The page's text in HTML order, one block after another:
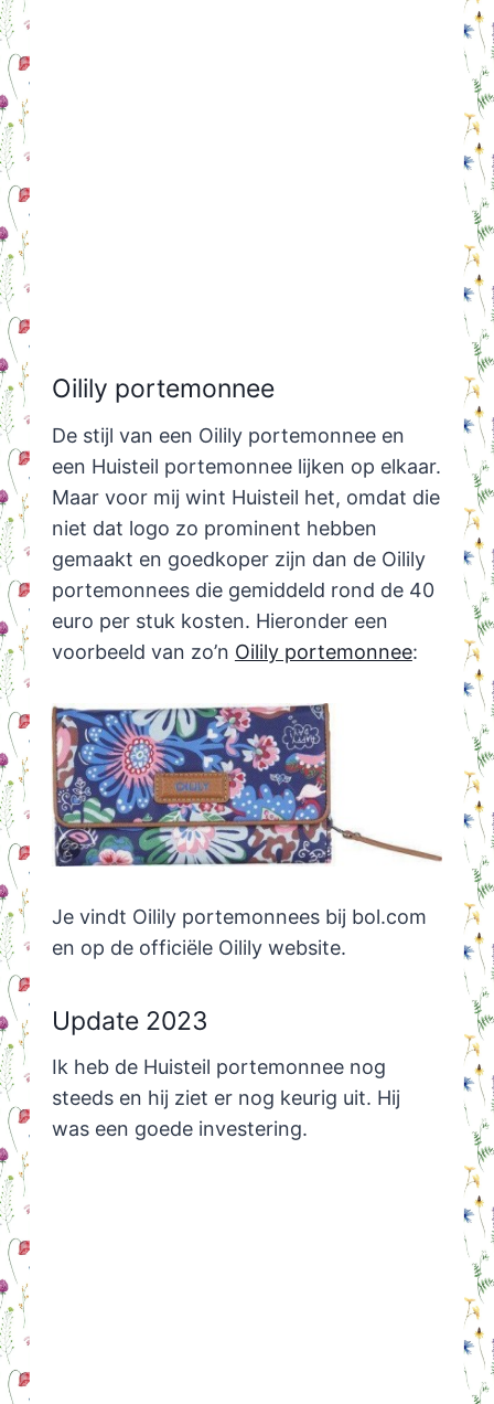
Oilily portemonnee
De stijl van een Oilily portemonnee en
een Huisteil portemonnee lijken op elkaar.
Maar voor mij wint Huisteil het, omdat die
niet dat logo zo prominent hebben
gemaakt en goedkoper zijn dan de Oilily
portemonnees die gemiddeld rond de 40
euro per stuk kosten. Hieronder een
voorbeeld van zo’n Oilily portemonnee:
Je vindt Oilily portemonnees bij bol.com
en op de officiële Oilily website.
Update 2023
Ik heb de Huisteil portemonnee nog
steeds en hij ziet er nog keurig uit. Hij
was een goede investering.